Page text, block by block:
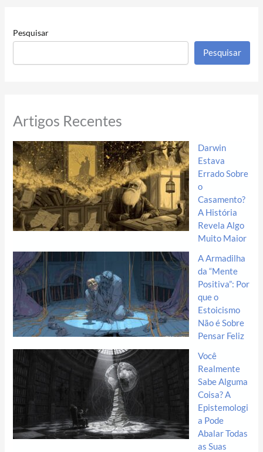
Pesquisar
Pesquisar
Artigos Recentes
Darwin
Estava
Errado Sobre
o
Casamento?
A História
Revela Algo
Muito Maior
A Armadilha
da “Mente
Positiva”: Por
que o
Estoicismo
Não é Sobre
Pensar Feliz
Você
Realmente
Sabe Alguma
Coisa? A
Epistemologi
a Pode
Abalar Todas
as Suas